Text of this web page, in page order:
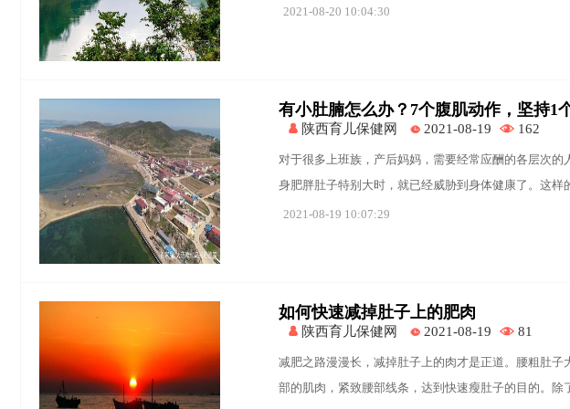
2021-08-20 10:04:30
有小肚腩怎么办？7个腹肌动作，坚持1
陕西育儿保健网 2021-08-19 162
对于很多上班族，产后妈妈，需要经常应酬的各层次
身肥胖肚子特别大时，就已经威胁到身体健康了。这样
2021-08-19 10:07:29
如何快速减掉肚子上的肥肉
陕西育儿保健网 2021-08-19 81
减肥之路漫漫长，减掉肚子上的肉才是正道。腰粗肚
部的肌肉，紧致腰部线条，达到快速瘦肚子的目的。除